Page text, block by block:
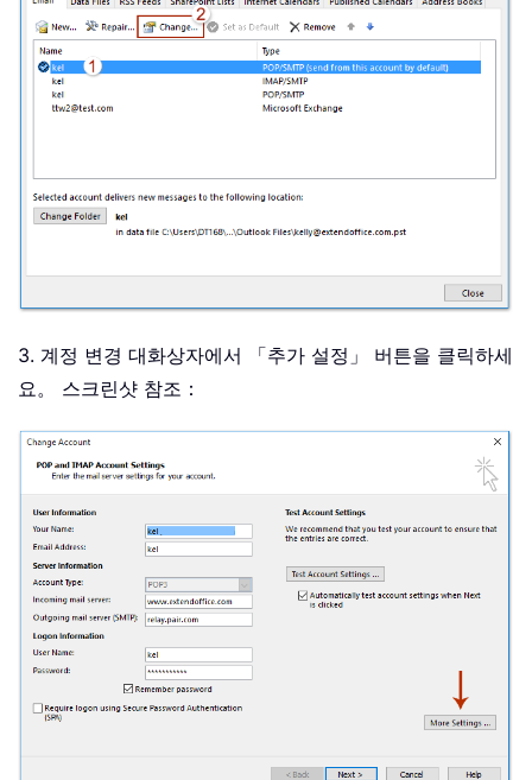
3. 계정 변경 대화상자에서 「추가 설정」 버튼을 클릭하세
요。 스크린샷 참조：